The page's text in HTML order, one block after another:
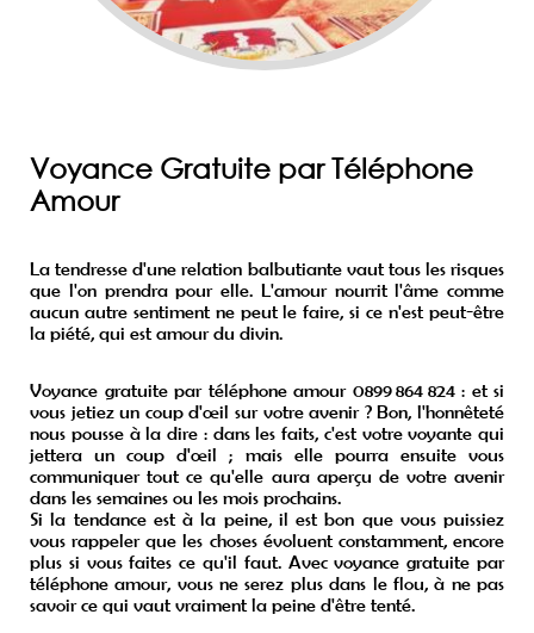
Voyance Gratuite par Téléphone
Amour
La tendresse d'une relation balbutiante vaut tous les risques
que l'on prendra pour elle. L'amour nourrit l'âme comme
aucun autre sentiment ne peut le faire, si ce n'est peut-être
la piété, qui est amour du divin.
Voyance gratuite par téléphone amour 0899 864 824 : et si
vous jetiez un coup d'œil sur votre avenir ? Bon, l'honnêteté
nous pousse à la dire : dans les faits, c'est votre voyante qui
jettera un coup d'œil ; mais elle pourra ensuite vous
communiquer tout ce qu'elle aura aperçu de votre avenir
dans les semaines ou les mois prochains.
Si la tendance est à la peine, il est bon que vous puissiez
vous rappeler que les choses évoluent constamment, encore
plus si vous faites ce qu'il faut. Avec voyance gratuite par
téléphone amour, vous ne serez plus dans le flou, à ne pas
savoir ce qui vaut vraiment la peine d'être tenté.